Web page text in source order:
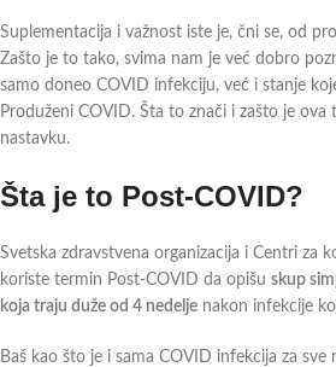
Suplementacija i važnost iste je, čni se, od
Zašto je to tako, svima nam je već dobro
samo doneo COVID infekciju, već i stanje
Produženi COVID. Šta to znači i zašto je ova
nastavku.
Šta je to Post-COVID?
Svetska zdravstvena organizacija i Centri za
koriste termin Post-COVID da opišu skup
koja traju duže od 4 nedelje nakon infekcije
Baš kao što je i sama COVID infekcija za sve